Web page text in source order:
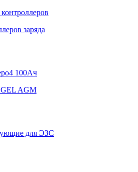
заряда
100Ач
GEL AGM
для ЭЗС